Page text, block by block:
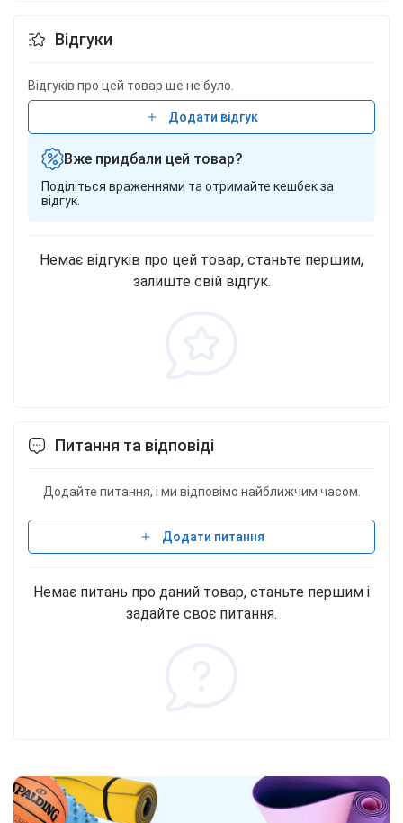
[подсластитель: мальтит, какао-масса,
какао-порошок с низким содержанием жира,
ароматизатор], растительный жир (пальмовое
масло, рапсовое масло), подсластитель (мальтит),
овсяная мука, сухое обезжиренное молоко,
разрыхлители (карбонат аммония), соль,
ароматизатор. Фасовки 130 г.
Відгуки
Відгуків про цей товар ще не було.
Додати відгук
Вже придбали цей товар?
Поділіться враженнями та отримайте кешбек за
відгук.
Немає відгуків про цей товар, станьте першим,
залиште свій відгук.
Питання та відповіді
Додайте питання, і ми відповімо найближчим часом.
Додати питання
Немає питань про даний товар, станьте першим і
задайте своє питання.